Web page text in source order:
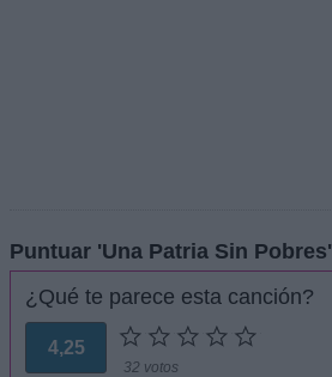
Puntuar 'Una Patria Sin Pobres'
¿Qué te parece esta canción?
4,25
32 votos